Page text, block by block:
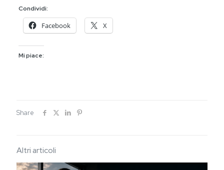
Condividi:
Facebook X
Mi piace:
Share
Altri articoli